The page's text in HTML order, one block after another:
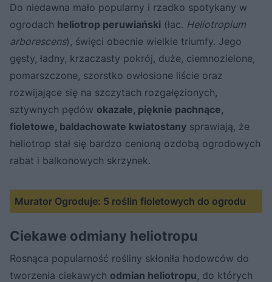
Do niedawna mało popularny i rzadko spotykany w
ogrodach heliotrop peruwiański (łac. Heliotropium
arborescens), święci obecnie wielkie triumfy. Jego
gęsty, ładny, krzaczasty pokrój, duże, ciemnozielone,
pomarszczone, szorstko owłosione liście oraz
rozwijające się na szczytach rozgałęzionych,
sztywnych pędów okazałe, pięknie pachnące,
fioletowe, baldachowate kwiatostany sprawiają, że
heliotrop stał się bardzo cenioną ozdobą ogrodowych
rabat i balkonowych skrzynek.
Murator Ogroduje: 5 roślin fioletowych do ogrodu
Ciekawe odmiany heliotropu
Rosnąca popularność rośliny skłoniła hodowców do
tworzenia ciekawych odmian heliotropu, do których